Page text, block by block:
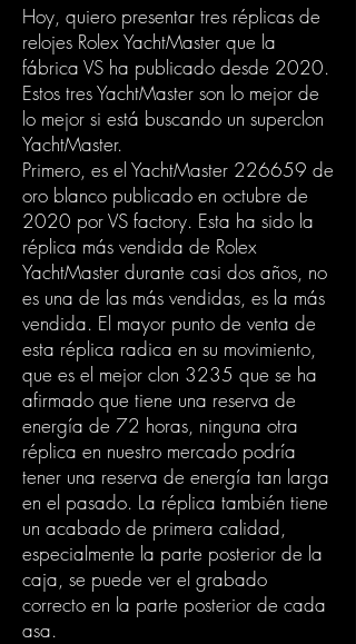
Hoy, quiero presentar tres réplicas de
relojes Rolex YachtMaster que la
fábrica VS ha publicado desde 2020.
Estos tres YachtMaster son lo mejor de
lo mejor si está buscando un superclon
YachtMaster.
Primero, es el YachtMaster 226659 de
oro blanco publicado en octubre de
2020 por VS factory. Esta ha sido la
réplica más vendida de Rolex
YachtMaster durante casi dos años, no
es una de las más vendidas, es la más
vendida. El mayor punto de venta de
esta réplica radica en su movimiento,
que es el mejor clon 3235 que se ha
afirmado que tiene una reserva de
energía de 72 horas, ninguna otra
réplica en nuestro mercado podría
tener una reserva de energía tan larga
en el pasado. La réplica también tiene
un acabado de primera calidad,
especialmente la parte posterior de la
caja, se puede ver el grabado
correcto en la parte posterior de cada
asa.